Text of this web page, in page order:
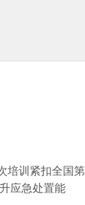
培训紧扣全国第
应急处置能